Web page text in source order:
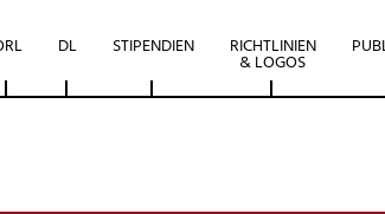
DL STIPENDIEN RICHTLINIEN
& LOGOS